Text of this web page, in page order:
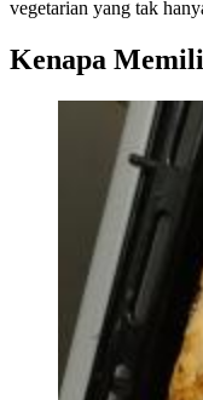
vegetarian yang tak
Kenapa